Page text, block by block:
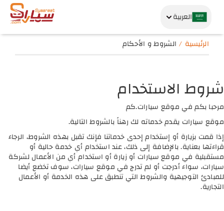
العربية
الرئيسية الشروط و الأحكام
شروط الاستخدام
مرحبا بكم في موقع سيارات.كم
موقع سيارات يقدم خدماته لك رهناً بالشروط التالية.
إذا قمت بزيارة أو إستخدام إحدى خدماتنا فإنك تقبل بهذه الشروط، الرجاء
قراءتها بعناية. بالإضافة إلى ذلك، عند استخدام أي خدمة حالية أو
مستقبلية في موقع سيارات أو زيارة أو استخدام أي من الأعمال لشركة
سيارات، سواء أدرجت أو لم تدرج في موقع سيارات، سوف تخضع أيضا
للمبادئ التوجيهية والشروط التي تنطبق على هذه الخدمة أو الأعمال
التجارية.